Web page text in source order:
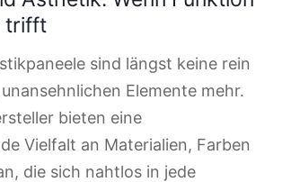
trifft
sind längst keine rein
Elemente mehr.
bieten eine
Vielfalt an Materialien, Farben
die sich nahtlos in jede